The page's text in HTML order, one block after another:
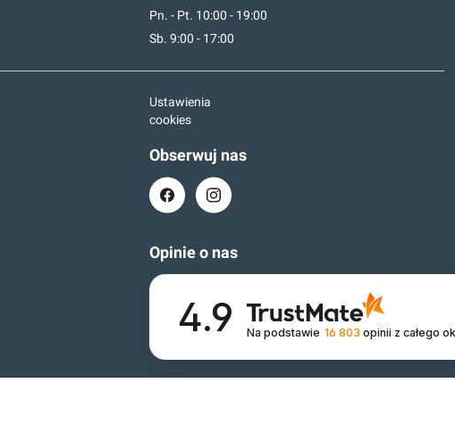
Pn. - Pt. 10:00 - 19:00
Sb. 9:00 - 17:00
Ustawienia
cookies
Obserwuj nas
Opinie o nas
4.9 Na podstawie 16 803 opinii z całego